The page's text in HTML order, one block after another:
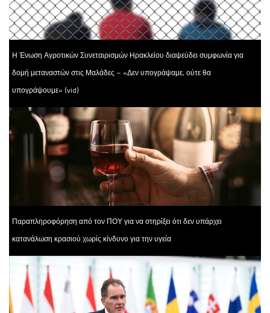
Η Ένωση Αγροτικών Συνεταιρισμών Ηρακλείου διαψεύδει συμφωνία για
δομή μεταναστών στις Μαλάδες – «Δεν υπογράψαμε, ούτε θα
υπογράψουμε» (vid)
Παραπληροφόρηση από τον ΠΟΥ για να στηρίξει ότι δεν υπάρχει
κατανάλωση κρασιού χωρίς κίνδυνο για την υγεία